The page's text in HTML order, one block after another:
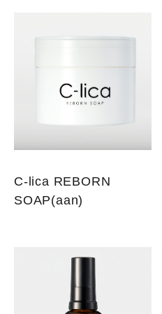
C-lica REBORN
SOAP(aan)